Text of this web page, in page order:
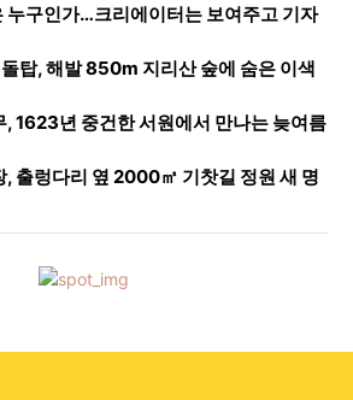
누구인가…크리에이터는 보여주고 기자
탑, 해발 850m 지리산 숲에 숨은 이색
, 1623년 중건한 서원에서 만나는 늦여름
, 출렁다리 옆 2000㎡ 기찻길 정원 새 명